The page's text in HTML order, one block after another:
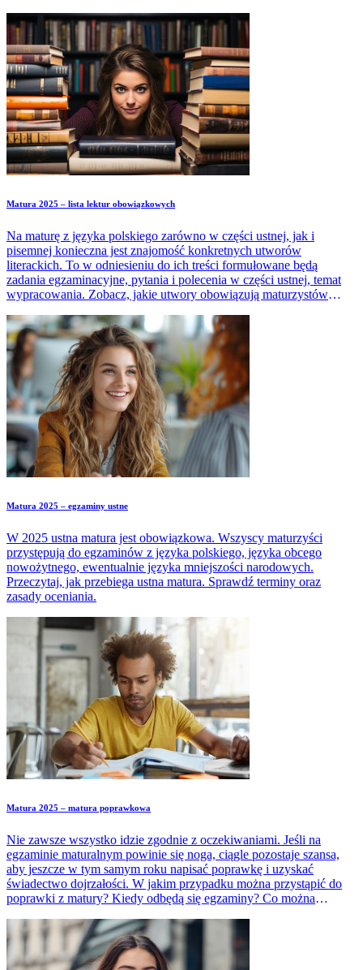
Matura 2025 – lista lektur obowiązkowych
Na maturę z języka polskiego zarówno w części ustnej, jak i
pisemnej konieczna jest znajomość konkretnych utworów
literackich. To w odniesieniu do ich treści formułowane będą
zadania egzaminacyjne, pytania i polecenia w części ustnej, temat
wypracowania. Zobacz, jakie utwory obowiązują maturzystów
poziomie podstawowym czy rozszerzonym.
Matura 2025 – egzaminy ustne
W 2025 ustna matura jest obowiązkowa. Wszyscy maturzyści
przystępują do egzaminów z języka polskiego, języka obcego
nowożytnego, ewentualnie języka mniejszości narodowych.
Przeczytaj, jak przebiega ustna matura. Sprawdź terminy oraz
zasady oceniania.
Matura 2025 – matura poprawkowa
Nie zawsze wszystko idzie zgodnie z oczekiwaniami. Jeśli na
egzaminie maturalnym powinie się noga, ciągle pozostaje szansa,
aby jeszcze w tym samym roku napisać poprawkę i uzyskać
świadectwo dojrzałości. W jakim przypadku można przystąpić do
poprawki z matury? Kiedy odbędą się egzaminy? Co można